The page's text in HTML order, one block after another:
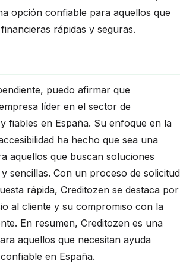
opción confiable para aquellos que
rápidas y seguras.
puedo afirmar que
líder en el sector de
fiables en España. Su enfoque en la
ha hecho que sea una
aquellos que buscan soluciones
sencillas. Con un proceso de solicitud
rápida, Creditozen se destaca por
al cliente y su compromiso con la
En resumen, Creditozen es una
aquellos que necesitan ayuda
en España.